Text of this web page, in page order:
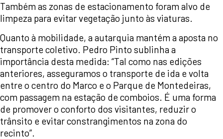
Também as zonas de estacionamento foram alvo de
limpeza para evitar vegetação junto às viaturas.
Quanto à mobilidade, a autarquia mantém a aposta no
transporte coletivo. Pedro Pinto sublinha a
importância desta medida: “Tal como nas edições
anteriores, asseguramos o transporte de ida e volta
entre o centro do Marco e o Parque de Montedeiras,
com passagem na estação de comboios. É uma forma
de promover o conforto dos visitantes, reduzir o
trânsito e evitar constrangimentos na zona do
recinto”.